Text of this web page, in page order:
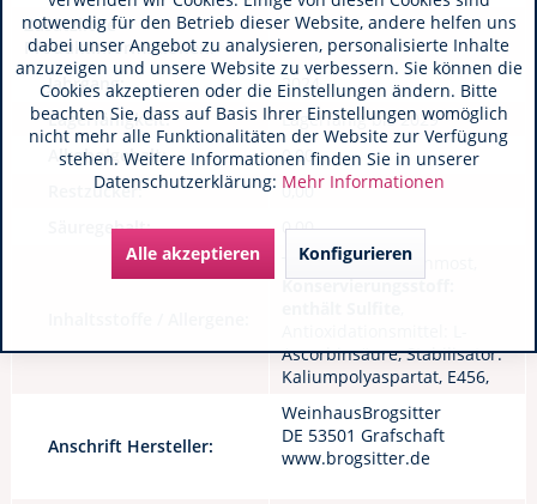
Zusätzliche
Produktinformationen:
Jahrgang:
2024
Lagerfähigkeit:
Lagerfähig bis 2029
Alkoholgehalt:
0,00
Restzucker:
0,00
Säuregehalt:
0,00
Trauben / Traubenmost,
Konservierungsstoff:
Ascorbinsäure, Stabilisator:
Kaliumpolyaspartat, E456,
Anschrift Hersteller:
WeinhausBrogsitter
DE 53501 Grafschaft
www.brogsitter.de
notwendig für den Betrieb dieser Website, andere helfen uns
dabei unser Angebot zu analysieren, personalisierte Inhalte
anzuzeigen und unsere Website zu verbessern. Sie können die
Cookies akzeptieren oder die Einstellungen ändern. Bitte
beachten Sie, dass auf Basis Ihrer Einstellungen womöglich
nicht mehr alle Funktionalitäten der Website zur Verfügung
stehen. Weitere Informationen finden Sie in unserer
Datenschutzerklärung: Mehr Informationen
Alle akzeptieren Konfigurieren